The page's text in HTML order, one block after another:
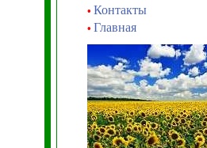
• Контакты
• Главная